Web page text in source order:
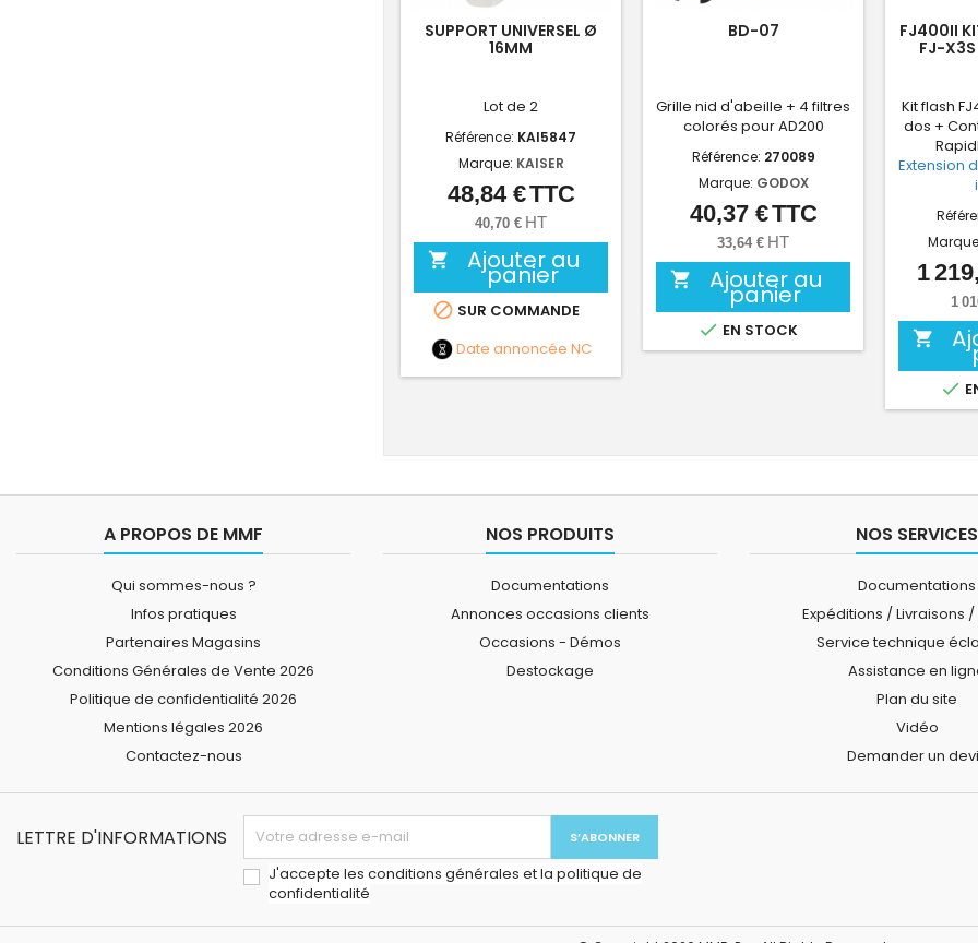
SUPPORT UNIVERSEL Ø
16MM
Lot de 2
Référence: KAI5847
Marque: KAISER
Prix
48,84 €TTC
40,70 € HT
 Ajouter au
panier
 SUR COMMANDE
Date annoncée NC
BD-07
Grille nid d'abeille + 4 filtres
colorés pour AD200
Référence: 270089
Marque: GODOX
Prix
40,37 €TTC
33,64 € HT
 Ajouter au
panier
 EN STOCK
FJ400II
FJ-X3S
Kit flash
dos +
Extension
1
1


A PROPOS DE MMF
Qui sommes-nous ?
Infos pratiques
Partenaires Magasins
Conditions Générales de Vente 2026
Politique de confidentialité 2026
Mentions légales 2026
Contactez-nous
NOS PRODUITS
Documentations
Annonces occasions clients
Occasions - Démos
Destockage
NOS SERVICES
Documentations
Expéditions / Livraisons
Service technique
Assistance en
Plan du site
Vidéo
Demander un
LETTRE D'INFORMATIONS
J'accepte les conditions générales et la politique de
confidentialité